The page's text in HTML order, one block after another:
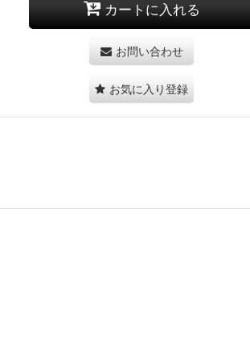
カートに入れる
お問い合わせ
お気に入り登録